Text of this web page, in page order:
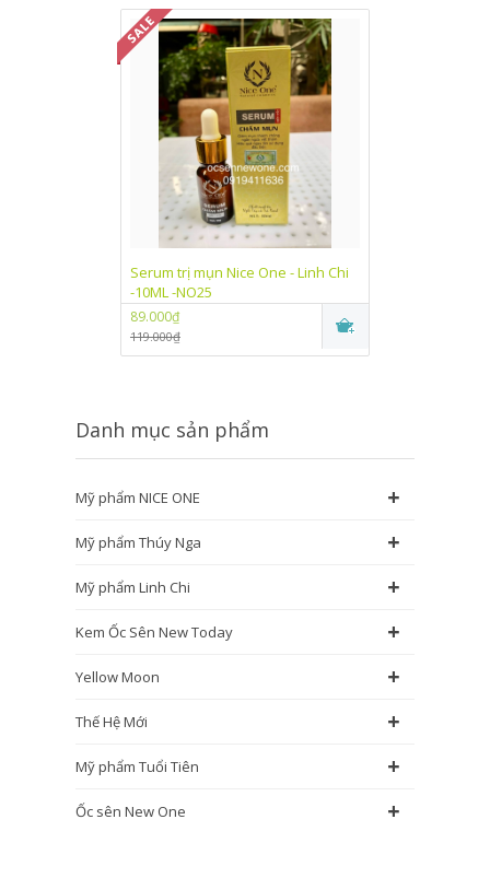
Serum trị mụn Nice One - Linh Chi
-10ML -NO25
89.000₫
119.000₫
Danh mục sản phẩm
Mỹ phẩm NICE ONE +
Mỹ phẩm Thúy Nga +
Mỹ phẩm Linh Chi +
Kem Ốc Sên New Today +
Yellow Moon +
Thế Hệ Mới +
Mỹ phẩm Tuổi Tiên +
Ốc sên New One +